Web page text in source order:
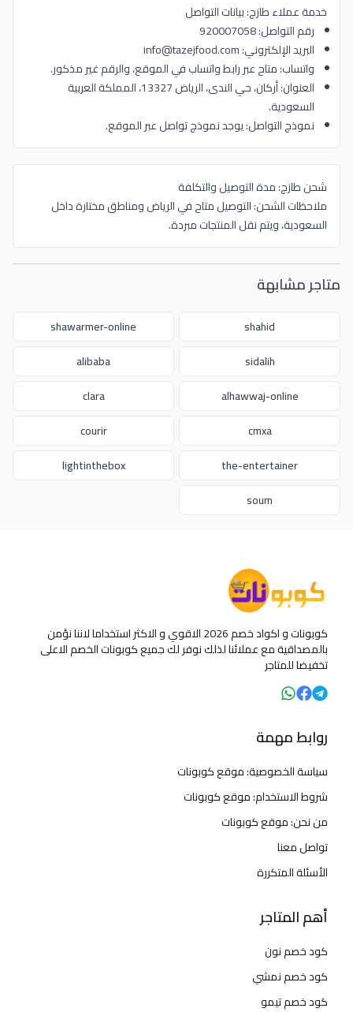
خدمة عملاء طازج: بيانات التواصل
رقم التواصل: 920007058
البريد الإلكتروني: info@tazejfood.com
واتساب: متاح عبر رابط واتساب في الموقع، والرقم غير مذكور.
العنوان: أركان، حي الندى، الرياض 13327، المملكة العربية
السعودية.
نموذج التواصل: يوجد نموذج تواصل عبر الموقع.
شحن طازج: مدة التوصيل والتكلفة
ملاحظات الشحن: التوصيل متاح في الرياض ومناطق مختارة داخل
السعودية، ويتم نقل المنتجات مبردة.
متاجر مشابهة
shahid
shawarmer-online
sidalih
alibaba
alhawwaj-online
clara
cmxa
courir
the-entertainer
lightinthebox
soum
كوبونات و اكواد خصم 2026 الاقوي و الاكثر استخداما لاننا نؤمن
بالمصداقية مع عملائنا لذلك نوفر لك جميع كوبونات الخصم الاعلى
تخفيضا للمتاجر
روابط مهمة
سياسة الخصوصية: موقع كوبونات
شروط الاستخدام: موقع كوبونات
من نحن: موقع كوبونات
تواصل معنا
الأسئلة المتكررة
أهم المتاجر
كود خصم نون
كود خصم نمشي
كود خصم تيمو